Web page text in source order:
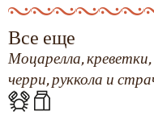
Все еще
Моцарелла,
черри, руккола и